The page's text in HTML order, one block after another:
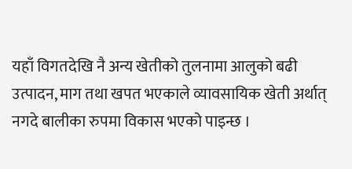
यहाँ विगतदेखि नै अन्य खेतीको तुलनामा आलुको बढी
उत्पादन, माग तथा खपत भएकाले व्यावसायिक खेती अर्थात्
नगदे बालीका रुपमा विकास भएको पाइन्छ ।